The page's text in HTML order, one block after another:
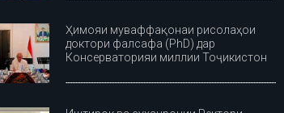
Ҳимояи муваффақонаи рисолаҳои
доктори фалсафа (PhD) дар
Консерваторияи миллии Тоҷикистон